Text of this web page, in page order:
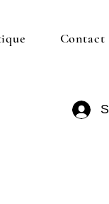
Contact